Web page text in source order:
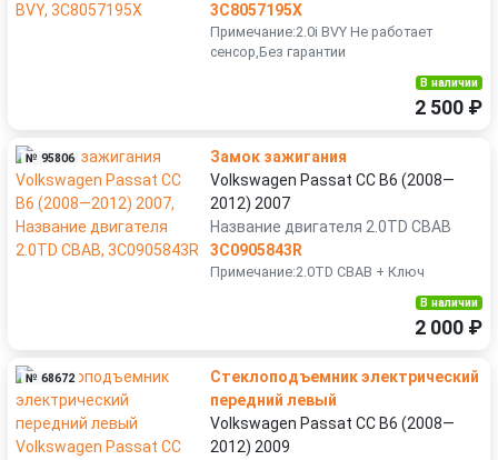
3C8057195X
Примечание:2.0i BVY Не работает
сенсор,Без гарантии
В наличии
2 500 ₽
№ 95806
Замок зажигания
Volkswagen Passat CC B6 (2008—
2012) 2007
Название двигателя 2.0TD CBAB
3C0905843R
Примечание:2.0TD CBAB + Ключ
В наличии
2 000 ₽
№ 68672
Стеклоподъемник электрический
передний левый
Volkswagen Passat CC B6 (2008—
2012) 2009